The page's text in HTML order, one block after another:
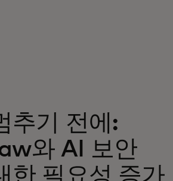
추기 전에:
와 AI 보안
한 필요성 증가